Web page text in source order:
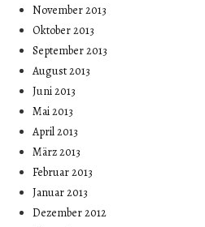
November 2013
Oktober 2013
September 2013
August 2013
Juni 2013
Mai 2013
April 2013
März 2013
Februar 2013
Januar 2013
Dezember 2012